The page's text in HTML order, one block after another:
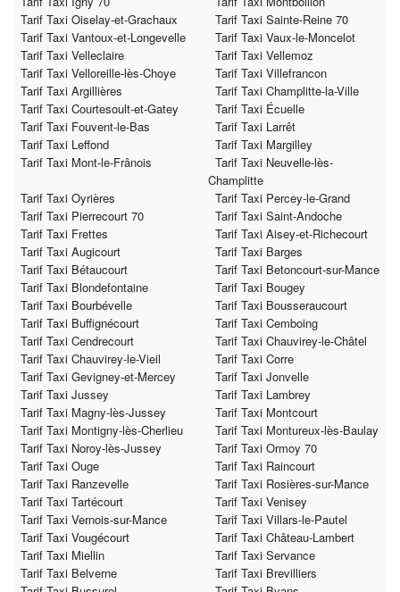
Tarif Taxi Oiselay-et-Grachaux
Tarif Taxi Sainte-Reine 70
Tarif Taxi Vantoux-et-Longevelle
Tarif Taxi Vaux-le-Moncelot
Tarif Taxi Velleclaire
Tarif Taxi Vellemoz
Tarif Taxi Velloreille-lès-Choye
Tarif Taxi Villefrancon
Tarif Taxi Argillières
Tarif Taxi Champlitte-la-Ville
Tarif Taxi Courtesoult-et-Gatey
Tarif Taxi Écuelle
Tarif Taxi Fouvent-le-Bas
Tarif Taxi Larrêt
Tarif Taxi Leffond
Tarif Taxi Margilley
Tarif Taxi Mont-le-Frânois
Tarif Taxi Neuvelle-lès-
Champlitte
Tarif Taxi Oyrières
Tarif Taxi Percey-le-Grand
Tarif Taxi Pierrecourt 70
Tarif Taxi Saint-Andoche
Tarif Taxi Frettes
Tarif Taxi Aisey-et-Richecourt
Tarif Taxi Augicourt
Tarif Taxi Barges
Tarif Taxi Bétaucourt
Tarif Taxi Betoncourt-sur-Mance
Tarif Taxi Blondefontaine
Tarif Taxi Bougey
Tarif Taxi Bourbévelle
Tarif Taxi Bousseraucourt
Tarif Taxi Buffignécourt
Tarif Taxi Cemboing
Tarif Taxi Cendrecourt
Tarif Taxi Chauvirey-le-Châtel
Tarif Taxi Chauvirey-le-Vieil
Tarif Taxi Corre
Tarif Taxi Gevigney-et-Mercey
Tarif Taxi Jonvelle
Tarif Taxi Jussey
Tarif Taxi Lambrey
Tarif Taxi Magny-lès-Jussey
Tarif Taxi Montcourt
Tarif Taxi Montigny-lès-Cherlieu
Tarif Taxi Montureux-lès-Baulay
Tarif Taxi Noroy-lès-Jussey
Tarif Taxi Ormoy 70
Tarif Taxi Ouge
Tarif Taxi Raincourt
Tarif Taxi Ranzevelle
Tarif Taxi Rosières-sur-Mance
Tarif Taxi Tartécourt
Tarif Taxi Venisey
Tarif Taxi Vernois-sur-Mance
Tarif Taxi Villars-le-Pautel
Tarif Taxi Vougécourt
Tarif Taxi Château-Lambert
Tarif Taxi Miellin
Tarif Taxi Servance
Tarif Taxi Belverne
Tarif Taxi Brevilliers